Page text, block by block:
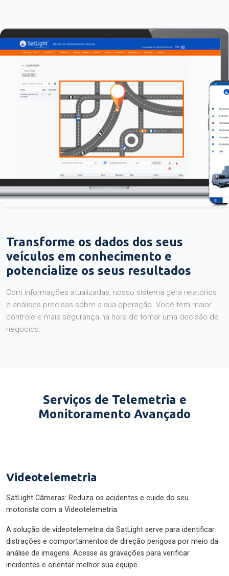
Transforme os dados dos seus
veículos em conhecimento e
potencialize os seus resultados
Com informações atualizadas, nosso sistema gera relatórios
e análises precisas sobre a sua operação. Você tem maior
controle e mais segurança na hora de tomar uma decisão de
negócios.
Serviços de Telemetria e
Monitoramento Avançado
Videotelemetria
SatLight Câmeras: Reduza os acidentes e cuide do seu
motorista com a Videotelemetria.
A solução de videotelemetria da SatLight serve para identificar
distrações e comportamentos de direção perigosa por meio da
análise de imagens. Acesse as gravações para verificar
incidentes e orientar melhor sua equipe.